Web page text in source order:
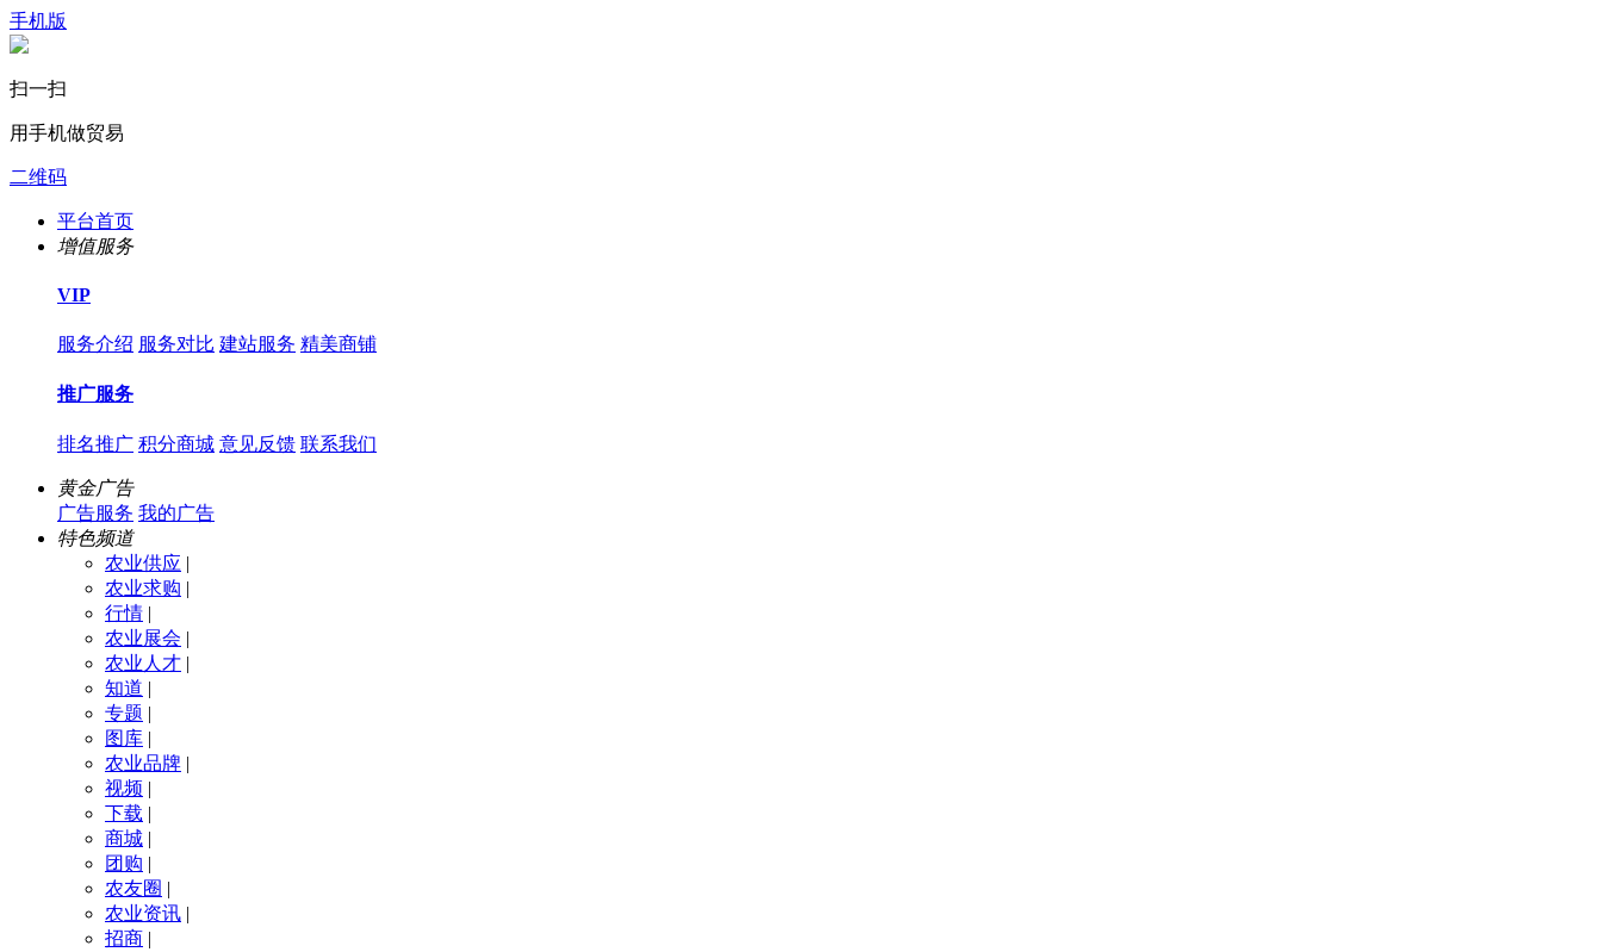
手机版
扫一扫
用手机做贸易
二维码
平台首页
增值服务
VIP
服务介绍 服务对比 建站服务 精美商铺
推广服务
排名推广 积分商城 意见反馈 联系我们
黄金广告
广告服务 我的广告
特色频道
农业供应 |
农业求购 |
行情 |
农业展会 |
农业人才 |
知道 |
专题 |
图库 |
农业品牌 |
视频 |
下载 |
商城 |
团购 |
农友圈 |
农业资讯 |
招商 |